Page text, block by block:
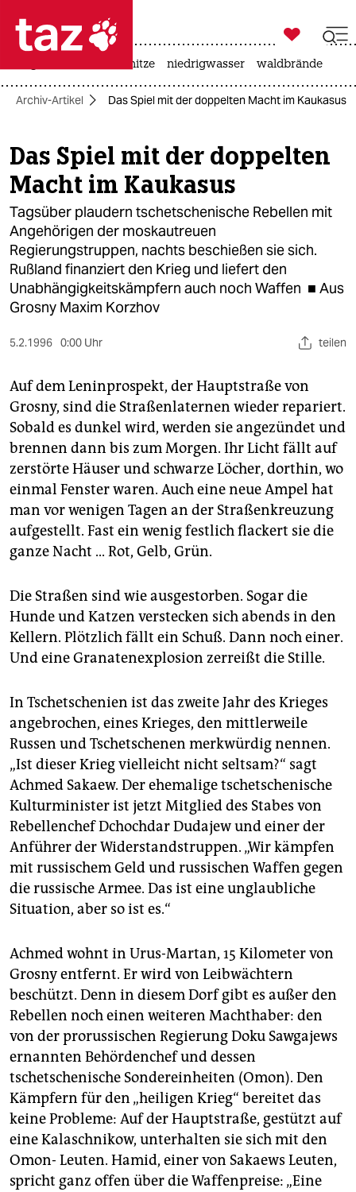
 taz zahl ich
taz zahl ich
themen
politik
öko
gesellschaft
kultur
nord
wahrheit
verlag
verlag
veranstaltungen
shop
fragen & hilfe
unterstützen
abo
epaper login

taz zahl ich
hitze niedrigwasser waldbrände
Archiv-Artikel Das Spiel mit der doppelten Macht im Kaukasus
Das Spiel mit der doppelten
Macht im Kaukasus
Tagsüber plaudern tschetschenische Rebellen mit
Angehörigen der moskautreuen
Regierungstruppen, nachts beschießen sie sich.
Rußland finanziert den Krieg und liefert den
Unabhängigkeitskämpfern auch noch Waffen ■ Aus
Grosny Maxim Korzhov
5.2.1996 0:00 Uhr teilen
Auf dem Leninprospekt, der Hauptstraße von
Grosny, sind die Straßenlaternen wieder repariert.
Sobald es dunkel wird, werden sie angezündet und
brennen dann bis zum Morgen. Ihr Licht fällt auf
zerstörte Häuser und schwarze Löcher, dorthin, wo
einmal Fenster waren. Auch eine neue Ampel hat
man vor wenigen Tagen an der Straßenkreuzung
aufgestellt. Fast ein wenig festlich flackert sie die
ganze Nacht ... Rot, Gelb, Grün.
Die Straßen sind wie ausgestorben. Sogar die
Hunde und Katzen verstecken sich abends in den
Kellern. Plötzlich fällt ein Schuß. Dann noch einer.
Und eine Granatenexplosion zerreißt die Stille.
In Tschetschenien ist das zweite Jahr des Krieges
angebrochen, eines Krieges, den mittlerweile
Russen und Tschetschenen merkwürdig nennen.
„Ist dieser Krieg vielleicht nicht seltsam?“ sagt
Achmed Sakaew. Der ehemalige tschetschenische
Kulturminister ist jetzt Mitglied des Stabes von
Rebellenchef Dchochdar Dudajew und einer der
Anführer der Widerstandstruppen. „Wir kämpfen
mit russischem Geld und russischen Waffen gegen
die russische Armee. Das ist eine unglaubliche
Situation, aber so ist es.“
Achmed wohnt in Urus-Martan, 15 Kilometer von
Grosny entfernt. Er wird von Leibwächtern
beschützt. Denn in diesem Dorf gibt es außer den
Rebellen noch einen weiteren Machthaber: den
von der prorussischen Regierung Doku Sawgajews
ernannten Behördenchef und dessen
tschetschenische Sondereinheiten (Omon). Den
Kämpfern für den „heiligen Krieg“ bereitet das
keine Probleme: Auf der Hauptstraße, gestützt auf
eine Kalaschnikow, unterhalten sie sich mit den
Omon- Leuten. Hamid, einer von Sakaews Leuten,
spricht ganz offen über die Waffenpreise: „Eine